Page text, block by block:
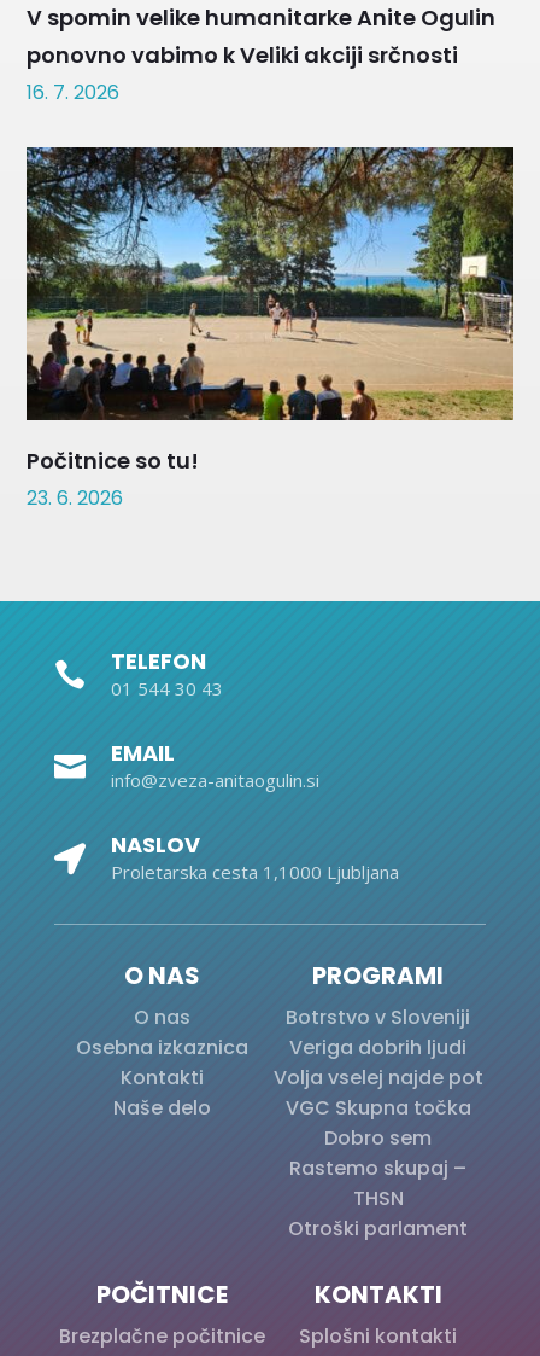
V spomin velike humanitarke Anite Ogulin
ponovno vabimo k Veliki akciji srčnosti
16. 7. 2026
Počitnice so tu!
23. 6. 2026
 TELEFON
01 544 30 43
 EMAIL
info@zveza-anitaogulin.si
 NASLOV
Proletarska cesta 1,1000 Ljubljana
O NAS
O nas
Osebna izkaznica
Kontakti
Naše delo
PROGRAMI
Botrstvo v Sloveniji
Veriga dobrih ljudi
Volja vselej najde pot
VGC Skupna točka
Dobro sem
Rastemo skupaj –
THSN
Otroški parlament
POČITNICE
Brezplačne počitnice
KONTAKTI
Splošni kontakti